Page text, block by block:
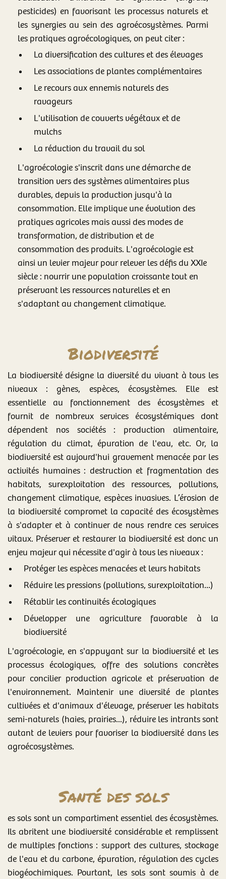
pesticides) en favorisant les processus naturels et
les synergies au sein des agroécosystèmes. Parmi
les pratiques agroécologiques, on peut citer :
La diversification des cultures et des élevages
Les associations de plantes complémentaires
Le recours aux ennemis naturels des
ravageurs
L'utilisation de couverts végétaux et de
mulchs
La réduction du travail du sol
L'agroécologie s'inscrit dans une démarche de
transition vers des systèmes alimentaires plus
durables, depuis la production jusqu'à la
consommation. Elle implique une évolution des
pratiques agricoles mais aussi des modes de
transformation, de distribution et de
consommation des produits. L'agroécologie est
ainsi un levier majeur pour relever les défis du XXIe
siècle : nourrir une population croissante tout en
préservant les ressources naturelles et en
s'adaptant au changement climatique.
Biodiversité
La biodiversité désigne la diversité du vivant à tous les
niveaux : gènes, espèces, écosystèmes. Elle est
essentielle au fonctionnement des écosystèmes et
fournit de nombreux services écosystémiques dont
dépendent nos sociétés : production alimentaire,
régulation du climat, épuration de l'eau, etc. Or, la
biodiversité est aujourd'hui gravement menacée par les
activités humaines : destruction et fragmentation des
habitats, surexploitation des ressources, pollutions,
changement climatique, espèces invasives. L’érosion de
la biodiversité compromet la capacité des écosystèmes
à s'adapter et à continuer de nous rendre ces services
vitaux. Préserver et restaurer la biodiversité est donc un
enjeu majeur qui nécessite d'agir à tous les niveaux :
Protéger les espèces menacées et leurs habitats
Réduire les pressions (pollutions, surexploitation...)
Rétablir les continuités écologiques
Développer une agriculture favorable à la
biodiversité
L'agroécologie, en s'appuyant sur la biodiversité et les
processus écologiques, offre des solutions concrètes
pour concilier production agricole et préservation de
l'environnement. Maintenir une diversité de plantes
cultivées et d'animaux d'élevage, préserver les habitats
semi-naturels (haies, prairies...), réduire les intrants sont
autant de leviers pour favoriser la biodiversité dans les
agroécosystèmes.
Santé des sols
es sols sont un compartiment essentiel des écosystèmes.
Ils abritent une biodiversité considérable et remplissent
de multiples fonctions : support des cultures, stockage
de l'eau et du carbone, épuration, régulation des cycles
biogéochimiques. Pourtant, les sols sont soumis à de